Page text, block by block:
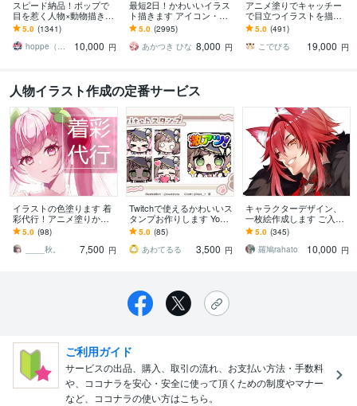
スピード納品！ポップで
目を惹く人物×動物描きま
す 挿絵・動画・グッズな
ど鮮やかな配色で個性を
出したい方へ
5.0 (1341)
hoppe（ほっぺ）
10,000 円
最短2日！かわいいイラス
ト描きます アイコン・ミ
ニキャラ・４コマ・立ち
絵をスピード納品しま
す！
5.0 (2995)
あかつき ひな 8,000 円
アニメ塗りでキャッチー
で目立つイラストを描き
ます 動画用、スチル、ア
イコン等、目を引くイラ
ストをご希望の方に！
5.0 (491)
こでびる
19,000 円
人物イラスト作成の定番サービス
イラストの色塗ります 着
彩代行！アニメ塗りから
リアルな塗りまで幅広く
対応！
5.0 (98)
____秋。
7,500 円
Twitchで使えるかわいいス
タンプお作りします YouT
ubeにも使える！淡い色合
いで優しい雰囲気。
5.0 (85)
あわてるる
3,500 円
キャラクターデザイン、
一枚絵作成します ご入用
なものを短期間で☆急ぎ
案件にも☆
5.0 (345)
羅鳩rahato
10,000 円
ご利用ガイド
サービスの出品、購入、取引の流れ、お支払い方法・手数料
や、ココナラを安心・安全に使って頂くための制度やマナー
など、ココナラの使い方はこちら。